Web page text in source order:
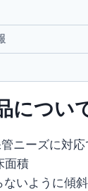
につい
ニーズに対
面積
ないように傾